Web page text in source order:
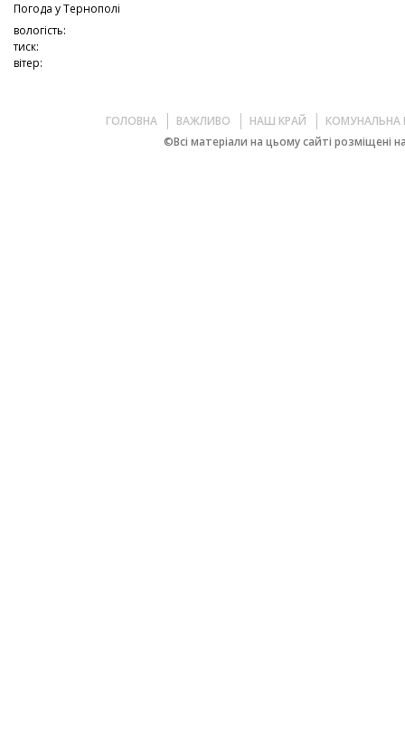
Погода уТернополі
вологість:
тиск:
вітер:
ГОЛОВНА ВАЖЛИВО НАШ КРАЙ
КОМУНАЛЬНА
©Всі матеріали на цьому сайті розміщені